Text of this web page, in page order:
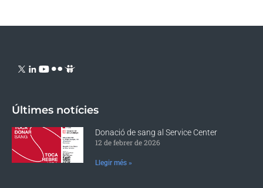
Últimes notícies
Donació de sang al Service Center
12 de febrer de 2026
Llegir més »